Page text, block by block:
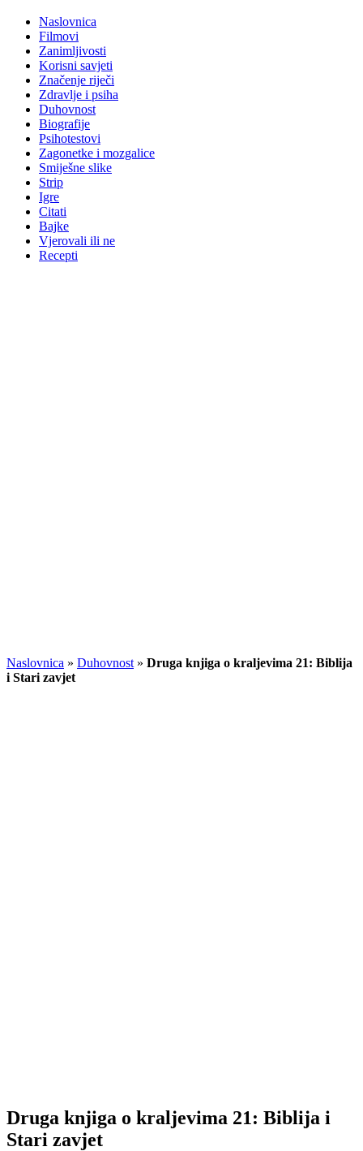
Naslovnica
Filmovi
Zanimljivosti
Korisni savjeti
Značenje riječi
Zdravlje i psiha
Duhovnost
Biografije
Psihotestovi
Zagonetke i mozgalice
Smiješne slike
Strip
Igre
Citati
Bajke
Vjerovali ili ne
Recepti
Naslovnica » Duhovnost » Druga knjiga o kraljevima 21: Biblija
i Stari zavjet
Druga knjiga o kraljevima 21: Biblija i
Stari zavjet